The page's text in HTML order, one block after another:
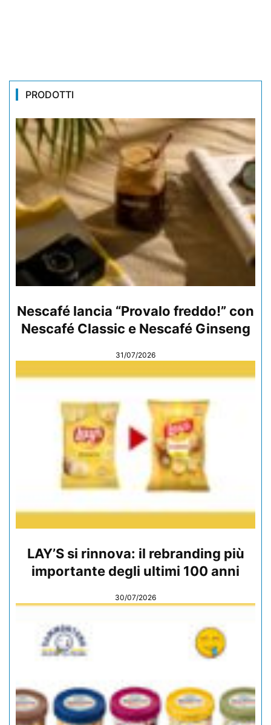
PRODOTTI
Nescafé lancia “Provalo freddo!” con
Nescafé Classic e Nescafé Ginseng
31/07/2026
LAY’S si rinnova: il rebranding più
importante degli ultimi 100 anni
30/07/2026